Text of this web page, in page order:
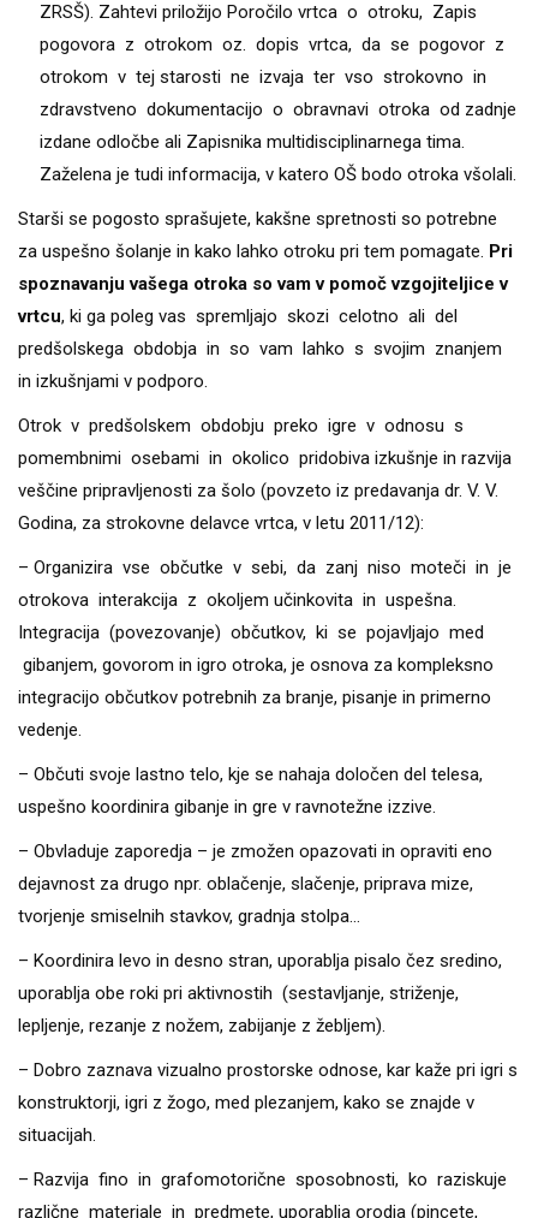
ZRSŠ). Zahtevi priložijo Poročilo vrtca o otroku, Zapis
pogovora z otrokom oz. dopis vrtca, da se pogovor z
otrokom v tej starosti ne izvaja ter vso strokovno in
zdravstveno dokumentacijo o obravnavi otroka od zadnje
izdane odločbe ali Zapisnika multidisciplinarnega tima.
Zaželena je tudi informacija, v katero OŠ bodo otroka všolali.
Starši se pogosto sprašujete, kakšne spretnosti so potrebne
za uspešno šolanje in kako lahko otroku pri tem pomagate. Pri
spoznavanju vašega otroka so vam v pomoč vzgojiteljice v
vrtcu, ki ga poleg vas spremljajo skozi celotno ali del
predšolskega obdobja in so vam lahko s svojim znanjem
in izkušnjami v podporo.
Otrok v predšolskem obdobju preko igre v odnosu s
pomembnimi osebami in okolico pridobiva izkušnje in razvija
veščine pripravljenosti za šolo (povzeto iz predavanja dr. V. V.
Godina, za strokovne delavce vrtca, v letu 2011/12):
– Organizira vse občutke v sebi, da zanj niso moteči in je
otrokova interakcija z okoljem učinkovita in uspešna.
Integracija (povezovanje) občutkov, ki se pojavljajo med
gibanjem, govorom in igro otroka, je osnova za kompleksno
integracijo občutkov potrebnih za branje, pisanje in primerno
vedenje.
– Občuti svoje lastno telo, kje se nahaja določen del telesa,
uspešno koordinira gibanje in gre v ravnotežne izzive.
– Obvladuje zaporedja – je zmožen opazovati in opraviti eno
dejavnost za drugo npr. oblačenje, slačenje, priprava mize,
tvorjenje smiselnih stavkov, gradnja stolpa…
– Koordinira levo in desno stran, uporablja pisalo čez sredino,
uporablja obe roki pri aktivnostih (sestavljanje, striženje,
lepljenje, rezanje z nožem, zabijanje z žebljem).
– Dobro zaznava vizualno prostorske odnose, kar kaže pri igri s
konstruktorji, igri z žogo, med plezanjem, kako se znajde v
situacijah.
– Razvija fino in grafomotorične sposobnosti, ko raziskuje
različne materiale in predmete, uporablja orodja (pincete,